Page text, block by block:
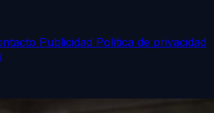
Publicidad Política de privacidad